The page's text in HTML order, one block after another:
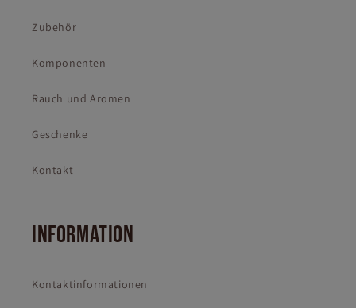
Zubehör
Komponenten
Rauch und Aromen
Geschenke
Kontakt
INFORMATION
Kontaktinformationen